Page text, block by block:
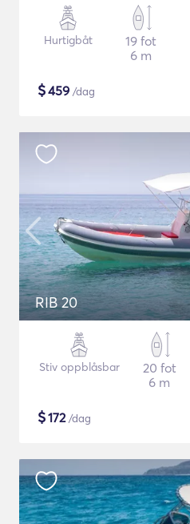
Hurtigbåt
19 fot
6 m
$459 /dag
RIB 20
Stiv oppblåsbar
20 fot
6 m
$172/dag